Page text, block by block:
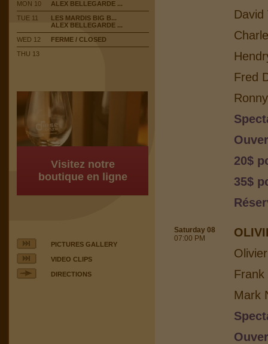
MON 10
ALEX BELLEGARDE ...
TUE 11
LES MARDIS BIG B...
ALEX BELLEGARDE ...
WED 12
FERME / CLOSED
THU 13
Visitez notre
boutique en ligne
PICTURES GALLERY
VIDEO CLIPS
DIRECTIONS
David
Fred
20$
35$
Saturday 08
07:00 PM
Frank
Mark